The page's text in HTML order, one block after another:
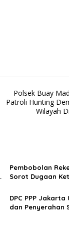
Polsek Buay
Patroli Hunting
Wilayah
Pembobolan
Sorot Dugaan
DPC PPP
dan Penyerahan